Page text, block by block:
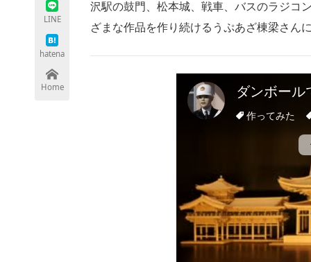
LINE
hatena
Home
沢駅の鼓門、松本城、戦車、バスのラジコ
ざまな作品を作り続けるうぷあざ棟梁さん